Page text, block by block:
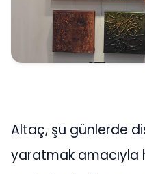
Altaç, şu günlerde
yaratmak amacıyla